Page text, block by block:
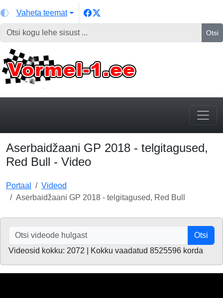
Vaheta teemat
Otsi
Aserbaidžaani GP 2018 - telgitagused,
Red Bull - Video
Portaal
Videod
Aserbaidžaani GP 2018 - telgitagused, Red Bull
Otsi
Videosid kokku: 2072 | Kokku vaadatud 8525596 korda